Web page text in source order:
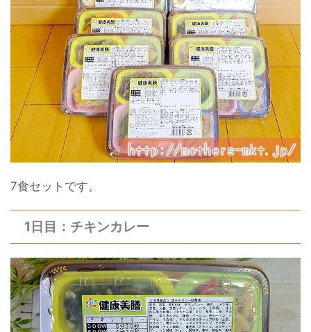
7食セットです。
1日目：チキンカレー